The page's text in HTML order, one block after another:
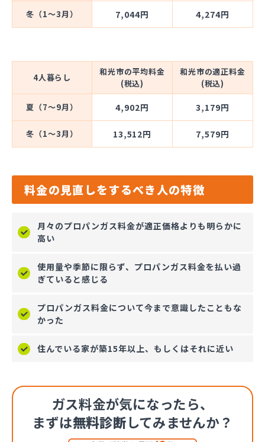
冬（1～3月） 7,044円 4,274円
4人暮らし
和光市の平均料金
(税込)
和光市の適正料金
(税込)
夏（7～9月） 4,902円 3,179円
冬（1～3月） 13,512円 7,579円
料金の見直しをするべき人の特徴
月々のプロパンガス料金が適正価格よりも明らかに
高い
使用量や季節に限らず、プロパンガス料金を払い過
ぎていると感じる
プロパンガス料金について今まで意識したこともな
かった
住んでいる家が築15年以上、もしくはそれに近い
ガス料金が気になったら、
まずは無料診断してみませんか？